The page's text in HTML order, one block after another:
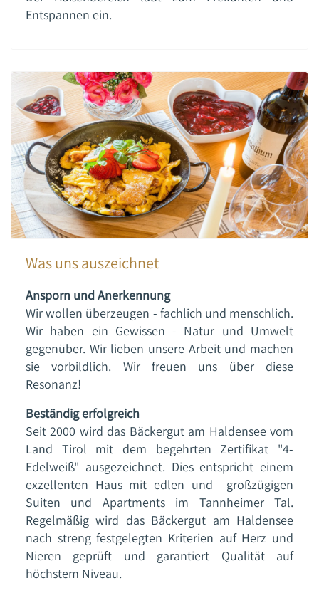
Entspannen ein.
Was uns auszeichnet
Ansporn und Anerkennung
Wir wollen überzeugen - fachlich und menschlich.
Wir haben ein Gewissen - Natur und Umwelt
gegenüber. Wir lieben unsere Arbeit und machen
sie vorbildlich. Wir freuen uns über diese
Resonanz!
Beständig erfolgreich
Seit 2000 wird das Bäckergut am Haldensee vom
Land Tirol mit dem begehrten Zertifikat "4-
Edelweiß" ausgezeichnet. Dies entspricht einem
exzellenten Haus mit edlen und großzügigen
Suiten und Apartments im Tannheimer Tal.
Regelmäßig wird das Bäckergut am Haldensee
nach streng festgelegten Kriterien auf Herz und
Nieren geprüft und garantiert Qualität auf
höchstem Niveau.